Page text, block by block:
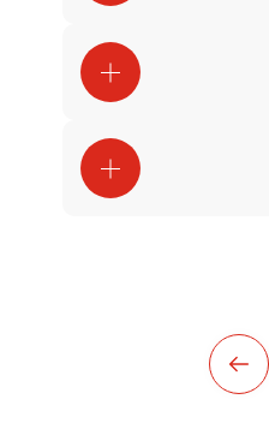
Милада Жолондз
София Романовна